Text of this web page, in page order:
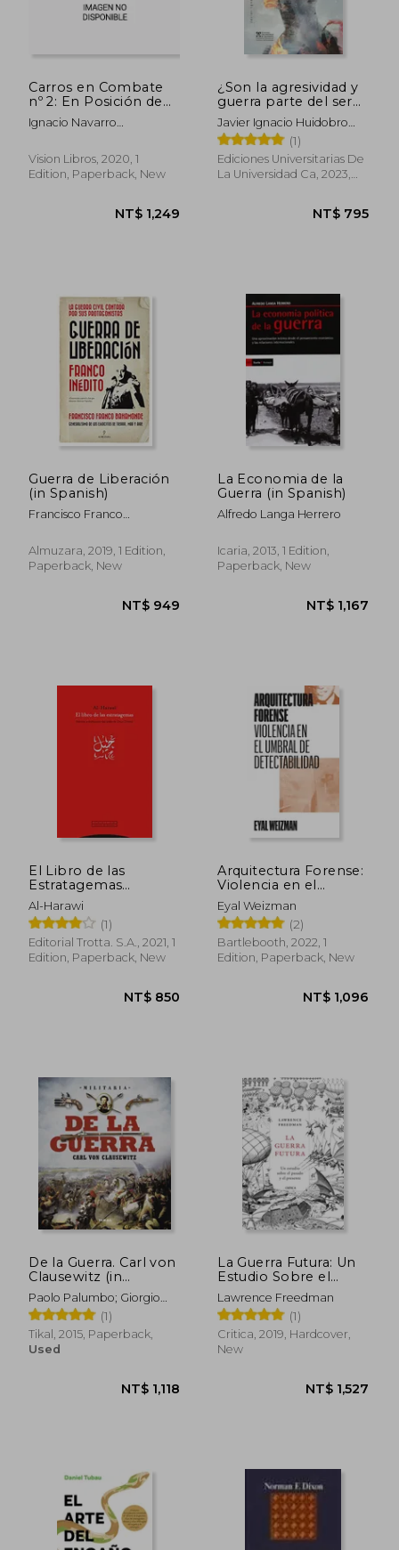
Carros en Combate
nº 2: En Posición de
Tiro (in Spanish)
Ignacio Navarro
Guti&Eacute;Rrez
Vision Libros, 2020, 1
Edition, Paperback, New
NT$ 1,249
¿Son la agresividad y
guerra parte del ser
humano? (in Spanish)
Javier Ignacio Huidobro
Bono
(1)
Ediciones Universitarias De
La Universidad Ca, 2023,
Guerra de Liberación
(in Spanish)
Francisco Franco
Almuzara, 2019, 1 Edition,
Paperback, New
La Economia de la
Guerra (in Spanish)
Alfredo Langa Herrero
Icaria, 2013, 1 Edition,
Paperback, New
El Libro de las
Estratagemas
(Pliegos de Oriente)
(in Spanish)
Al-Harawi
(1)
Editorial Trotta. S.A., 2021, 1
Edition, Paperback, New
NT$ 850
Arquitectura Forense:
Violencia en el
Umbral de
Detectabilidad: 2
(Coleccion) (in
Spanish)
Eyal Weizman
(2)
Bartlebooth, 2022, 1
Edition, Paperback, New
De la Guerra. Carl von
Clausewitz (in
Spanish)
Paolo Palumbo; Giorgio
Bergamino; Gianni Palitta
(1)
Tikal, 2015, Paperback,
Used
La Guerra Futura: Un
Estudio Sobre el
Pasado y el Presente
(in Spanish)
Lawrence Freedman
(1)
Critica, 2019, Hardcover,
New